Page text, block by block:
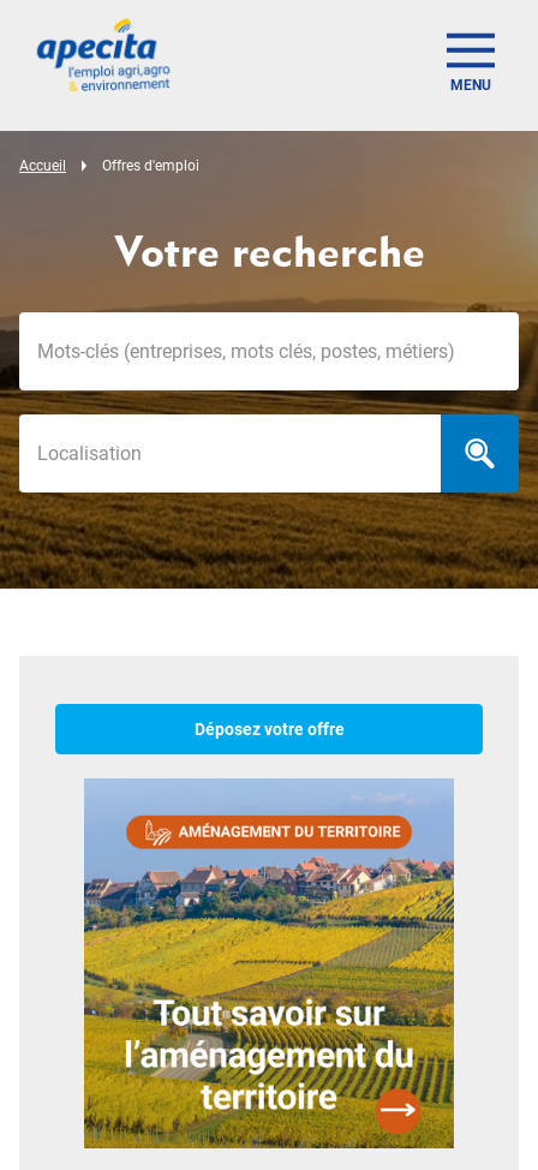
MENU
Accueil Offres d'emploi
Votre recherche
Déposez votre offre